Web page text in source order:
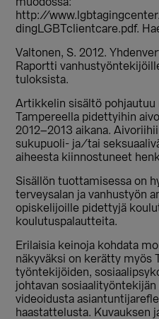
http://
dingLGBTclientcare.pdf.
Valtonen, S. 2012.
Raportti
tuloksista.
Artikkelin sisältö pohjautuu
Tampereella pidettyihin
2012–2013 aikana.
sukupuoli- ja/tai
aiheesta kiinnostuneet
Sisällön tuottamisessa on
terveysalan ja vanhustyön
opiskelijoille pidettyjä
koulutuspalautteita.
Erilaisia keinoja kohdata
näkyväksi on kerätty myös
työntekijöiden,
johtavan
videoidusta
haastattelusta. Kuvauksen